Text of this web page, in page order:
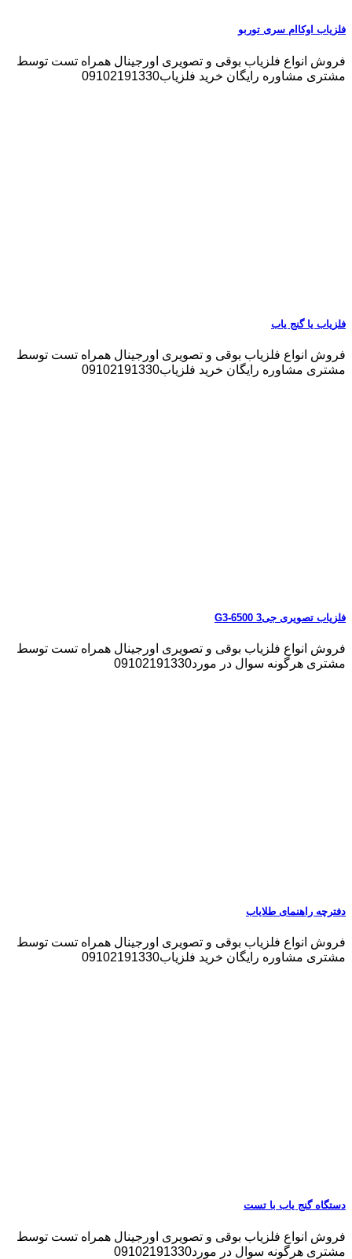
فلزیاب اوکاام سری توربو
فروش انواع فلزیاب بوقی و تصویری اورجینال همراه تست توسط
مشتری مشاوره رایگان خرید فلزیاب09102191330
فلزیاب یا گنج یاب
فروش انواع فلزیاب بوقی و تصویری اورجینال همراه تست توسط
مشتری مشاوره رایگان خرید فلزیاب09102191330
فلزیاب تصویری جی3 G3-6500
فروش انواع فلزیاب بوقی و تصویری اورجینال همراه تست توسط
مشتری هرگونه سوال در مورد09102191330
دفترچه راهنمای طلایاب
فروش انواع فلزیاب بوقی و تصویری اورجینال همراه تست توسط
مشتری مشاوره رایگان خرید فلزیاب09102191330
دستگاه گنج یاب با تست
فروش انواع فلزیاب بوقی و تصویری اورجینال همراه تست توسط
مشتری هرگونه سوال در مورد09102191330